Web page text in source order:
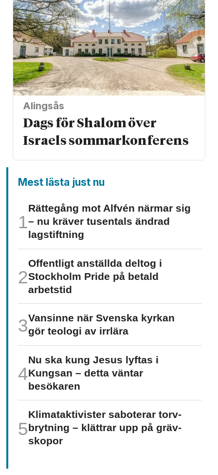
Alingsås
Dags för Shalom över
Israels sommarkonferens
Mest lästa just nu
Rättegång mot Alfvén närmar sig
– nu kräver tusentals ändrad
lagstiftning
Offentligt anställda deltog i
Stockholm Pride på betald
arbetstid
Vansinne när Svenska kyrkan
gör teologi av irrlära
Nu ska kung Jesus lyftas i
Kungsan – detta väntar
besökaren
Klimat­aktivister saboterar torv­
brytning – klättrar upp på gräv­
skopor